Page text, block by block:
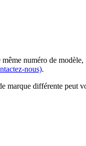
numéro de
nous).
marque différente peut